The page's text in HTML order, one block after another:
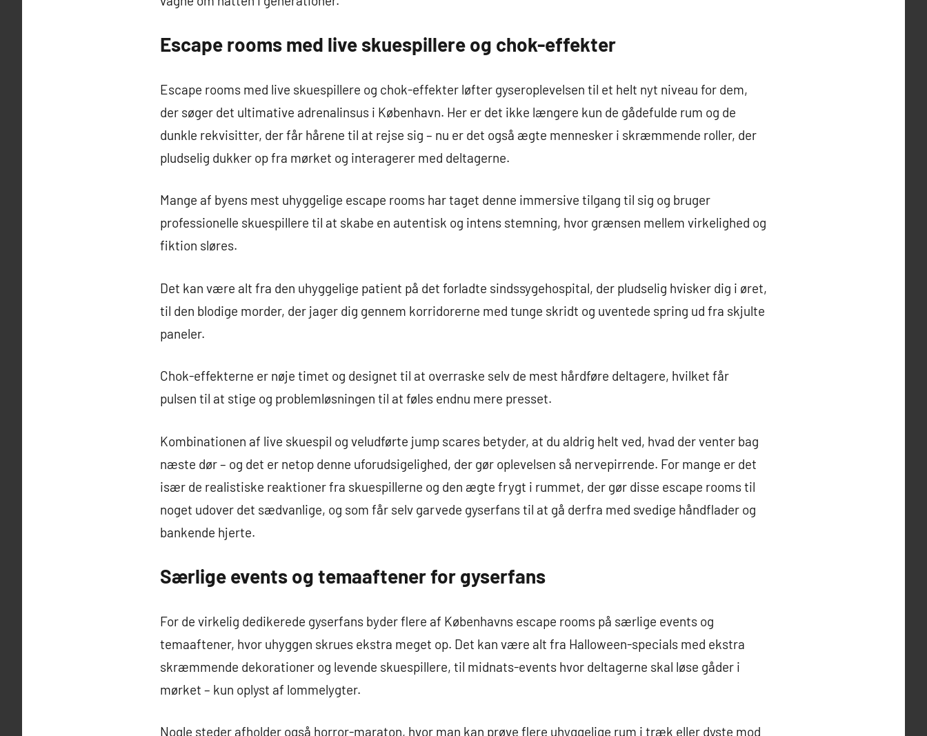
Escape rooms med live skuespillere og chok-effekter
Escape rooms med live skuespillere og chok-effekter løfter gyseroplevelsen til et helt nyt niveau for dem,
der søger det ultimative adrenalinsus i København. Her er det ikke længere kun de gådefulde rum og de
dunkle rekvisitter, der får hårene til at rejse sig – nu er det også ægte mennesker i skræmmende roller, der
pludselig dukker op fra mørket og interagerer med deltagerne.
Mange af byens mest uhyggelige escape rooms har taget denne immersive tilgang til sig og bruger
professionelle skuespillere til at skabe en autentisk og intens stemning, hvor grænsen mellem virkelighed og
fiktion sløres.
Det kan være alt fra den uhyggelige patient på det forladte sindssygehospital, der pludselig hvisker dig i øret,
til den blodige morder, der jager dig gennem korridorerne med tunge skridt og uventede spring ud fra skjulte
paneler.
Chok-effekterne er nøje timet og designet til at overraske selv de mest hårdføre deltagere, hvilket får
pulsen til at stige og problemløsningen til at føles endnu mere presset.
Kombinationen af live skuespil og veludførte jump scares betyder, at du aldrig helt ved, hvad der venter bag
næste dør – og det er netop denne uforudsigelighed, der gør oplevelsen så nervepirrende. For mange er det
især de realistiske reaktioner fra skuespillerne og den ægte frygt i rummet, der gør disse escape rooms til
noget udover det sædvanlige, og som får selv garvede gyserfans til at gå derfra med svedige håndflader og
bankende hjerte.
Særlige events og temaaftener for gyserfans
For de virkelig dedikerede gyserfans byder flere af Københavns escape rooms på særlige events og
temaaftener, hvor uhyggen skrues ekstra meget op. Det kan være alt fra Halloween-specials med ekstra
skræmmende dekorationer og levende skuespillere, til midnats-events hvor deltagerne skal løse gåder i
mørket – kun oplyst af lommelygter.
Nogle steder afholder også horror-maraton, hvor man kan prøve flere uhyggelige rum i træk eller dyste mod